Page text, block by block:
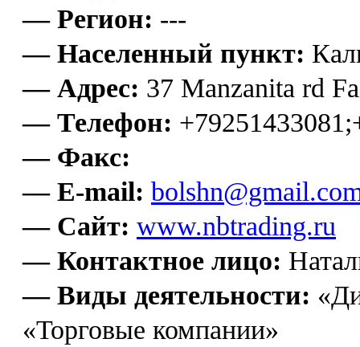
— Регион: ---
— Населенный пункт:
— Адрес: 37 Manzanita rd
— Телефон:
— Факс:
— E-mail:
— Сайт: www.nbtrading.ru
— Контактное лицо:
— Виды деятельности:
«Торговые компании»